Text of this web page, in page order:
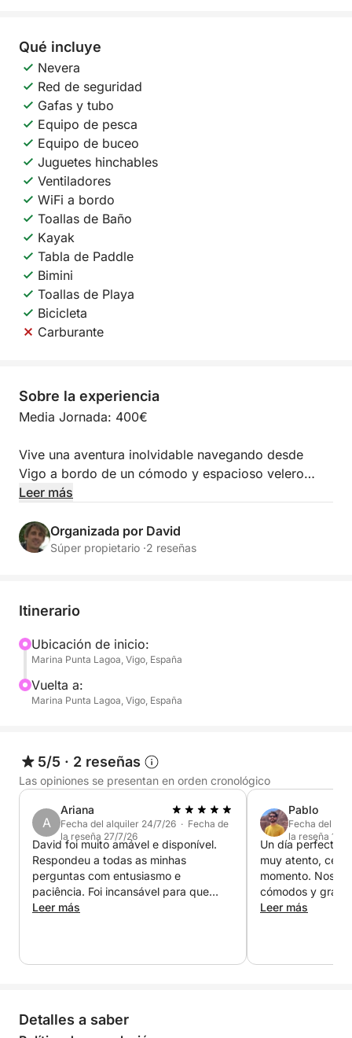
Qué incluye
Nevera
Red de seguridad
Gafas y tubo
Equipo de pesca
Equipo de buceo
Juguetes hinchables
Ventiladores
WiFi a bordo
Toallas de Baño
Kayak
Tabla de Paddle
Bimini
Toallas de Playa
Bicicleta
Carburante
Sobre la experiencia
Media Jornada: 400€
Vive una aventura inolvidable navegando desde
Vigo a bordo de un cómodo y espacioso velero
Jeanneau Sun Kiss 47, perfecto para descubrir la
* Velero amplio, ideal para pasar el día o varios días
* 4 cómodos camarotes y 3 baños
al sol
* Interior acogedor con salón y cocina equipada
* Muy estable y agradable para navegar
* Perfecto para visitar las Islas Cíes, Ons y otros
Disfruta del mar con total tranquilidad y crea
recuerdos inolvidables con amigos o familia.
Leer más
Organizada por David
Súper propietario ·2 reseñas
Itinerario
Ubicación de inicio:
Marina Punta Lagoa, Vigo, España
Vuelta a:
Marina Punta Lagoa, Vigo, España
5/5 · 2 reseñas
Las opiniones se presentan en orden cronológico
A
Ariana
Fecha del alquiler 24/7/26 · Fecha de
la reseña 27/7/26
David foi muito amável e disponível.
Respondeu a todas as minhas
perguntas com entusiasmo e
paciência. Foi incansável para que
tivéssemos a melhor experiência
Leer más
Pablo
Fecha del
la reseña 19/
Un día perfecto.
muy atento,
momento. Nos
cómodos y
muchísimo de la
Leer más
Detalles a saber